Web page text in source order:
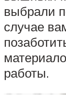
выбрали
случае
работы.